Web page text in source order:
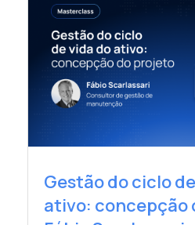
Gestão do ciclo
ativo: concepção